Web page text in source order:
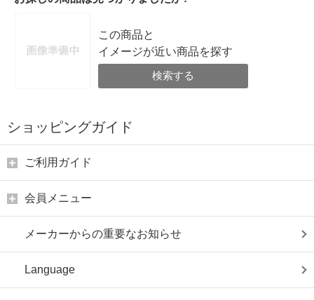
この商品と
イメージが近い商品を探す
検索する
ショッピングガイド
ご利用ガイド
会員メニュー
メーカーからの重要なお知らせ
Language